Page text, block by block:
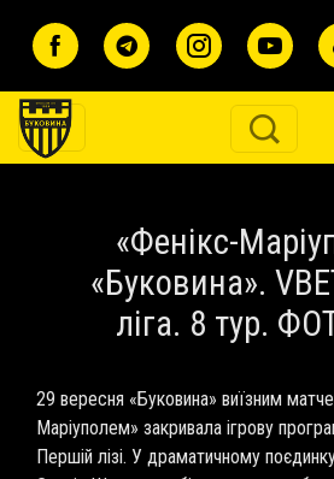
«Фенікс-
«Буковина».
ліга. 8 тур.
29 вересня «Буковина» виїзним
Маріуполем» закривала ігрову
Першій лізі. У драматичному